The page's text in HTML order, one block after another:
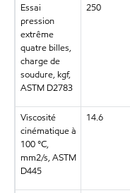
Essai
pression
extrême
quatre billes,
charge de
soudure, kgf,
ASTM D2783
250
Viscosité
cinématique à
100 °C,
mm2/s, ASTM
D445
14.6